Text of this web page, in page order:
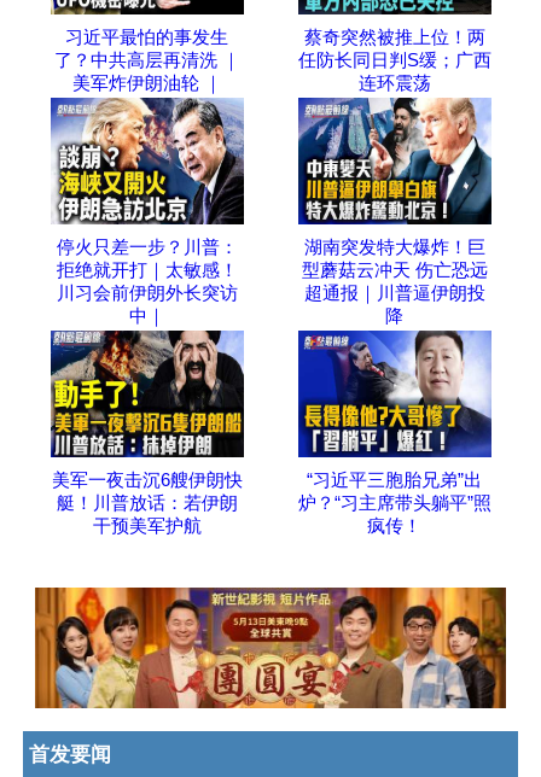
习近平最怕的事发生
了？中共高层再清洗 ｜
美军炸伊朗油轮 ｜
蔡奇突然被推上位！两
任防长同日判S缓；广西
连环震荡
停火只差一步？川普：
拒绝就开打｜太敏感！
川习会前伊朗外长突访
中｜
湖南突发特大爆炸！巨
型蘑菇云冲天 伤亡恐远
超通报｜川普逼伊朗投
降
美军一夜击沉6艘伊朗快
艇！川普放话：若伊朗
干预美军护航
“习近平三胞胎兄弟”出
炉？“习主席带头躺平”照
疯传！
首发要闻